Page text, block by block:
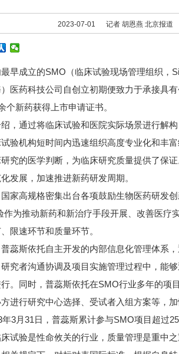
2023-07-01 记者 胡恩燕 北京报道
成立的SMO（临床试验现场管理组织，
医药科技公司自创立初期便致力于承接具
个新药获得上市申请证书。
通过将临床试验和医院实际场景进行解构
验机构短时间内迅速组织高度专业化和丰
究的医学判断，为临床研究质量提供了保
发展，加速推进新药研发周期。
高规格密集出台各项鼓励生物医药研发创
作为推动新药和新治疗手段开展、改善医疗
限速环节和质量环节。
斯依托自主开发的内部信息化管理体系，
究者沟通协调及项目实施管理过程中，能
。同时，普蕊斯依托在SMO行业多年的项
进行研究中心选择、受试者入组方案等，加
月31日，普蕊斯累计参与SMO项目超过
验是性命攸关的行业，质量管理是重中之